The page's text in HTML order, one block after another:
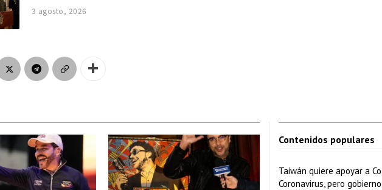
3 agosto, 2026
Contenidos populares
Taiwán quiere apoyar a
Coronavirus, pero